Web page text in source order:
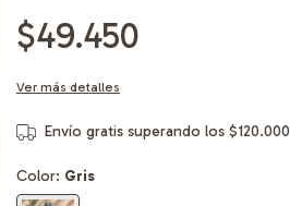
$49.450
Ver más detalles
Envío gratis superando los$120.000
Color: Gris